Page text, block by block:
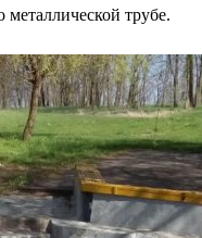
трубе.